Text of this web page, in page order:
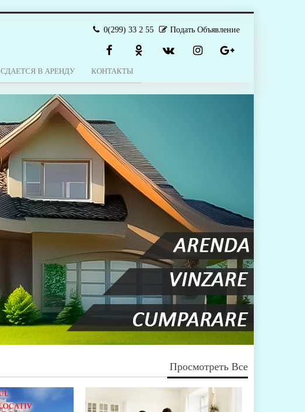
0(299) 33 2 55 Подать Объявление
СДАЕТСЯ В АРЕНДУ КОНТАКТЫ
Просмотреть Все